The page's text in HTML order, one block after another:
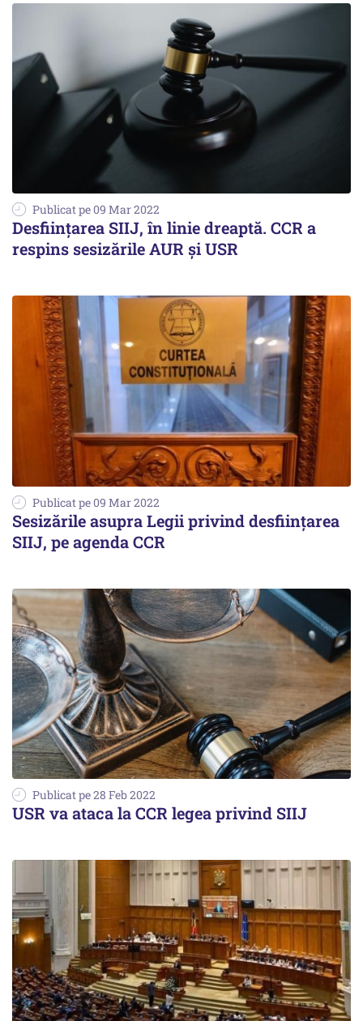
Publicat pe 09 Mar 2022
Desfiinţarea SIIJ, în linie dreaptă. CCR a
respins sesizările AUR şi USR
Publicat pe 09 Mar 2022
Sesizările asupra Legii privind desfiinţarea
SIIJ, pe agenda CCR
Publicat pe 28 Feb 2022
USR va ataca la CCR legea privind SIIJ